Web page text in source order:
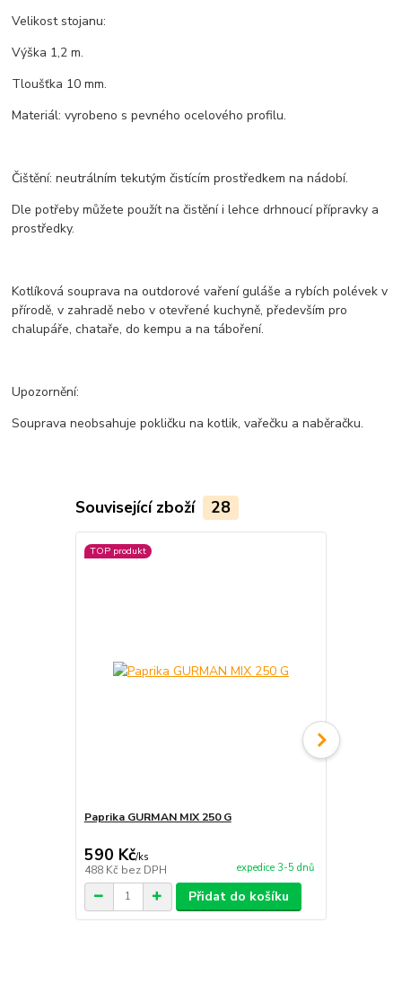
Velikost stojanu:
Výška 1,2 m.
Tloušťka 10 mm.
Materiál: vyrobeno s pevného ocelového profilu.
Čištění: neutrálním tekutým čistícím prostředkem na nádobí.
Dle potřeby můžete použít na čistění i lehce drhnoucí přípravky a
prostředky.
Kotlíková souprava na outdorové vaření guláše a rybích polévek v
přírodě, v zahradě nebo v otevřené kuchyně, především pro
chalupáře, chataře, do kempu a na táboření.
Upozornění:
Souprava neobsahuje pokličku na kotlik, vařečku a naběračku.
Související zboží 28
TOP produkt
Paprika GURMAN MIX 250 G
590 Kč/ks
488 Kč bez DPH expedice 3-5 dnů
Přidat do košíku